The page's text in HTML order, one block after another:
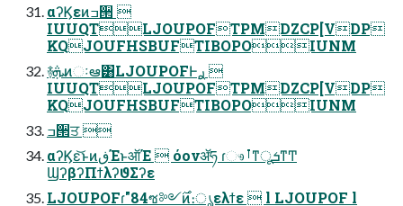
αʔϏεͷߏ੒ 
IUUQTLJOUPOFTPMDZCP[VDP
KQJOUFHSBUFTIBOPOIUNM
࿈ܞͷઃఆ͸LJOUPOFͰ࣮ࢪ 
IUUQTLJOUPOFTPMDZCP[VDP
KQJOUFHSBUFTIBOPOIUNM
ߏ੒ਤ 
αʔϏε͝ͱͷڧΈͱऑΈ  όονॲཧ ɾෳࡶͳूܭͳͲ
ϢʔβʔΠϯλʔϑΣʔε
LJOUPOFɾ"84ซ༻࣌ͷ։ൃελϯε  l LJOUPOF l